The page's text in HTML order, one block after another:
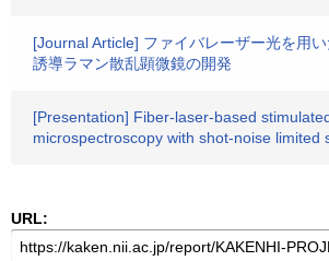
[Journal Article] ファイバレーザー光を用
誘導ラマン散乱顕微鏡の開発
[Presentation] Fiber-laser-based
microspectroscopy with shot-noise limited
URL: